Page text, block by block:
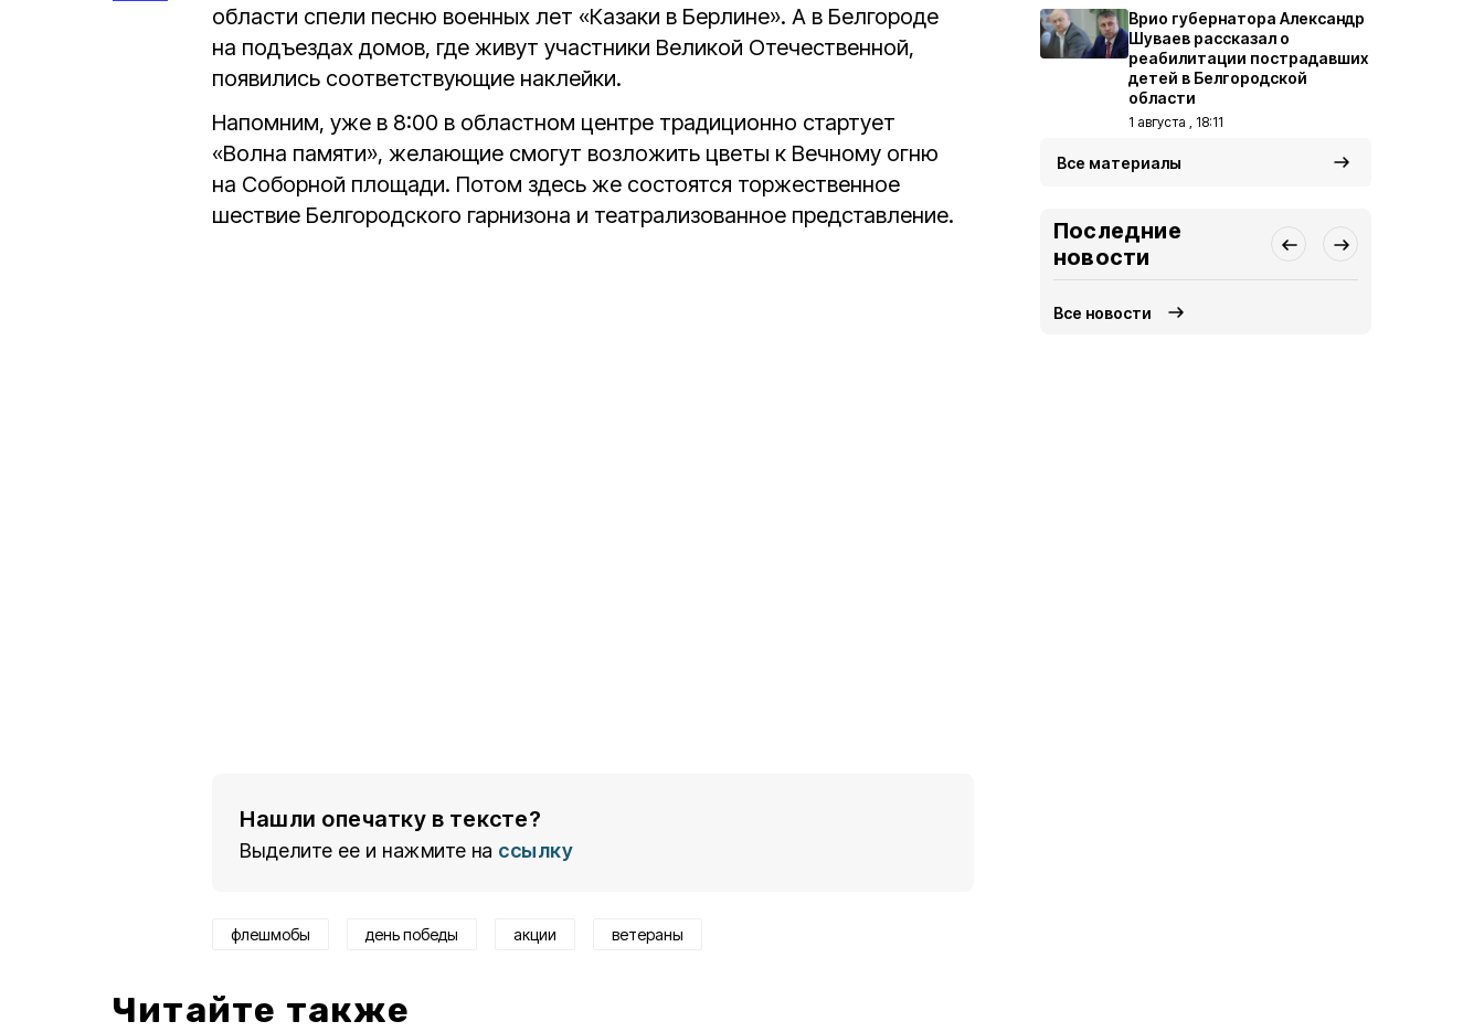
области спели песню военных лет «Казаки в Берлине». А в Белгороде
на подъездах домов, где живут участники Великой Отечественной,
появились соответствующие наклейки.
Напомним, уже в 8:00 в областном центре традиционно стартует
«Волна памяти», желающие смогут возложить цветы к Вечному огню
на Соборной площади. Потом здесь же состоятся торжественное
шествие Белгородского гарнизона и театрализованное представление.
Нашли опечатку в тексте?
Выделите ее и нажмите на ссылку
флешмобы день победы акции ветераны
Читайте также
Врио губернатора Александр
Шуваев рассказал о
реабилитации пострадавших
детей в Белгородской
области
1 августа , 18:11
Все материалы
Последние
новости
Все новости